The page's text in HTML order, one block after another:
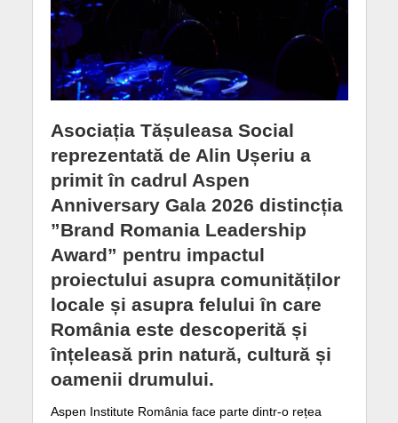
Asociația Tășuleasa Social
reprezentată de Alin Ușeriu a
primit în cadrul Aspen
Anniversary Gala 2026 distincția
”Brand Romania Leadership
Award” pentru impactul
proiectului asupra comunităților
locale și asupra felului în care
România este descoperită și
înțeleasă prin natură, cultură și
oamenii drumului.
Aspen Institute România face parte dintr-o rețea